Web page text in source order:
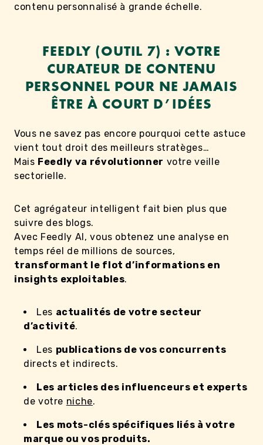
contenu personnalisé à grande échelle.
FEEDLY (OUTIL 7) : VOTRE
CURATEUR DE CONTENU
PERSONNEL POUR NE JAMAIS
ÊTRE À COURT D’IDÉES
Vous ne savez pas encore pourquoi cette astuce
vient tout droit des meilleurs stratèges…
Mais Feedly va révolutionner votre veille
sectorielle.
Cet agrégateur intelligent fait bien plus que
suivre des blogs.
Avec Feedly AI, vous obtenez une analyse en
temps réel de millions de sources,
transformant le flot d’informations en
insights exploitables.
Les actualités de votre secteur
d’activité.
Les publications de vos concurrents
directs et indirects.
Les articles des influenceurs et experts
de votre niche.
Les mots-clés spécifiques liés à votre
marque ou vos produits.